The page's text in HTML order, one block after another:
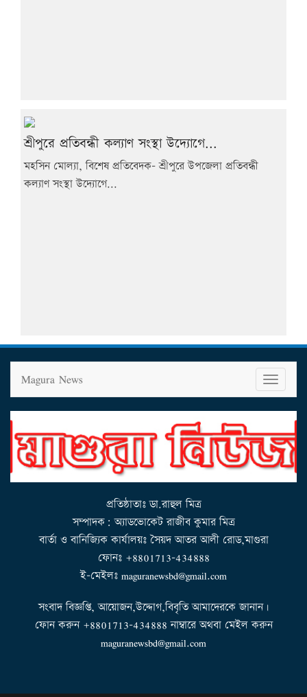
শ্রীপুরে প্রতিবন্ধী কল্যাণ সংস্থা উদ্যোগে...
মহসিন মোল্যা, বিশেষ প্রতিবেদক- শ্রীপুরে উপজেলা প্রতিবন্ধী
কল্যাণ সংস্থা উদ্যোগে...
T
o
g
g
l
g
a
t
i
o
n
Magura News
প্রতিষ্ঠাতাঃ ডা.রাহুল মিত্র
সম্পাদক: অ্যাডভোকেট রাজীব কুমার মিত্র
বার্তা ও বানিজ্যিক কার্যালয়ঃ সৈয়দ আতর আলী রোড,মাগুরা
ফোনঃ +8801713-434888
ই-মেইলঃ maguranewsbd@gmail.com
সংবাদ বিজ্ঞপ্তি, আয়োজন,উদ্দোগ,বিবৃতি আমাদেরকে জানান।
ফোন করুন +8801713-434888 নাম্বারে অথবা মেইল করুন
maguranewsbd@gmail.com